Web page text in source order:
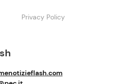
Privacy Policy